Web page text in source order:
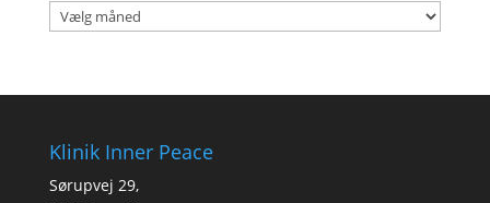
Arkiver
Klinik Inner Peace
Sørupvej 29,